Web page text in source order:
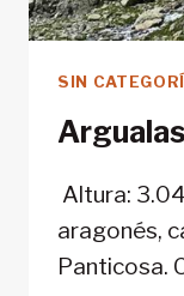
SIN
Argualas
Altura:
aragonés,
Panticosa.